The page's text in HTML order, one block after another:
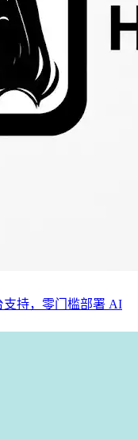
支持，零门槛部署 AI